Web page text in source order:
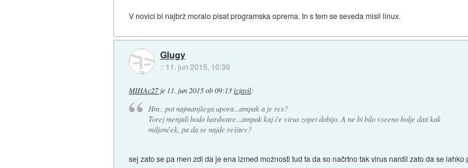
V novici bi najbrž moralo pisat programska oprema. In s tem se seveda misli linux.
Glugy
:: 11. jun 2015, 10:39
MIHAc27je 11. jun 2015 ob 09:13 izjavil:
Hm.. pot najmanjšega upora...ampak a je res?
Torej menjali bodo hardware...ampak kaj če virus zopet dobijo. A ne bi bilo vseeno bolje dati kak
miljonček, pa da se najde rešitev?
sej zato se pa men zdi da je ena izmed možnosti tud ta da so načrtno tak virus nardil zato da se